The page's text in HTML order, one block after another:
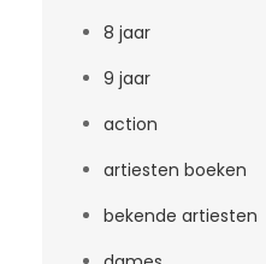
8 jaar
9 jaar
action
artiesten boeken
bekende artiesten